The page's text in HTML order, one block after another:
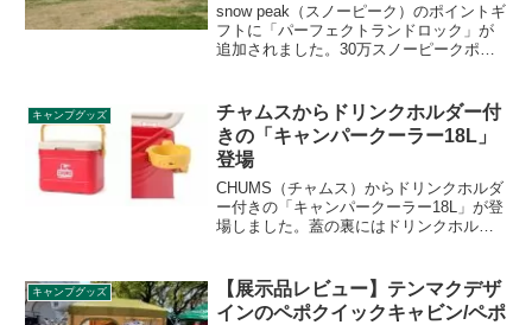
snow peak（スノーピーク）のポイントギ
フトに「パーフェクトランドロック」が
追加されました。30万スノーピークポイ
設けた最高峰仕様のランドロックです。
詳細をレビューします。
キャンプグッズ
チャムスからドリンクホルダー付
きの「キャンパークーラー18L」
登場
CHUMS（チャムス）からドリンクホルダ
ー付きの「キャンパークーラー18L」が登
場しました。蓋の裏にはドリンクホルダ
す。詳細をレビューします。
キャンプグッズ
【展示品レビュー】テンマクデザ
インのペポクイックキャビン/ペポ